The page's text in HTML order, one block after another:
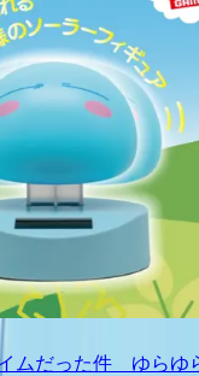
ムだった件 ゆらゆ